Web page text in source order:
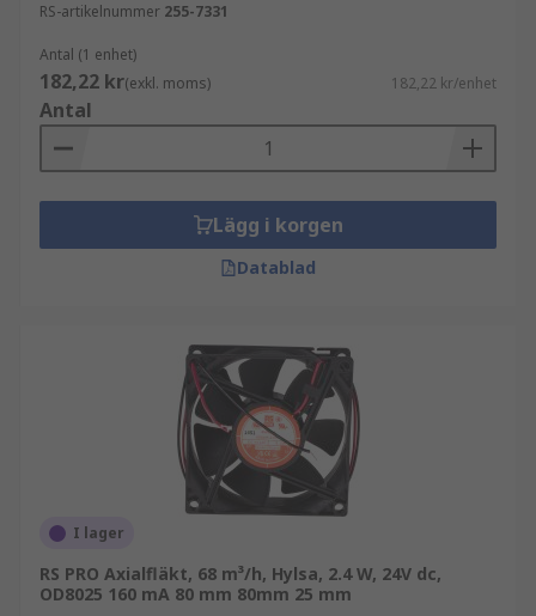
RS-artikelnummer 255-7331
Antal (1 enhet)
182,22 kr(exkl. moms) 182,22 kr/enhet
Antal
Lägg i korgen
Datablad
I lager
RS PRO Axialfläkt, 68 m³/h, Hylsa, 2.4 W, 24V dc,
OD8025 160 mA 80 mm 80mm 25 mm